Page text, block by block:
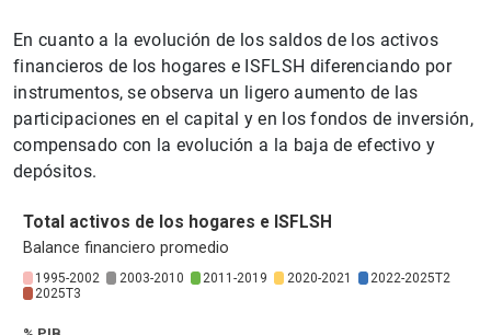
En cuanto a la evolución de los saldos de los activos
financieros de los hogares e ISFLSH diferenciando por
instrumentos, se observa un ligero aumento de las
participaciones en el capital y en los fondos de inversión,
compensado con la evolución a la baja de efectivo y
depósitos.